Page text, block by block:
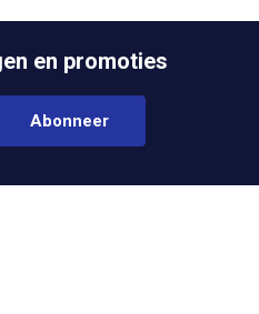
en promoties
Abonneer